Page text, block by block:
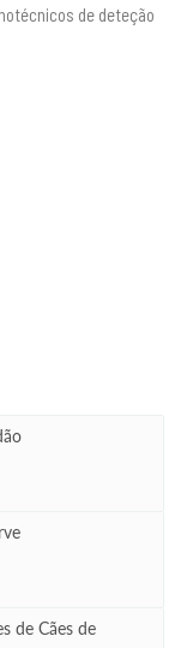
de deteção
de Cães de